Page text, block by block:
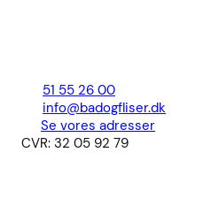
51 55 26 00
info@badogfliser.dk
Se vores adresser
CVR: 32 05 92 79